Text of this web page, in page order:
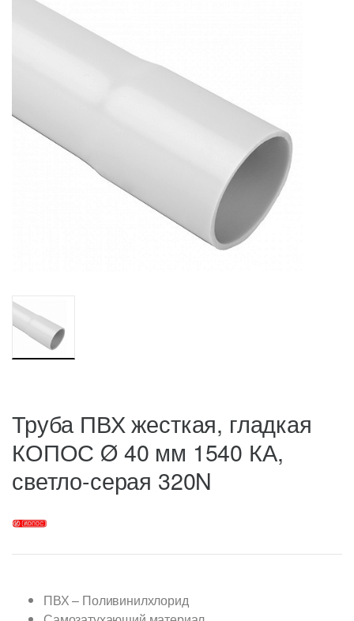
Труба ПВХ жесткая, гладкая
КОПОС Ø 40 мм 1540 КА,
светло-серая 320N
ПВХ – Поливинилхлорид